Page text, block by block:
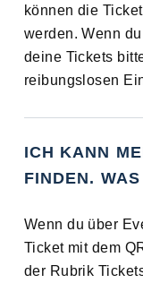
können die
werden. Wenn
deine Tickets
reibungslosen
ICH KANN
FINDEN.
Wenn du über
Ticket mit dem
der Rubrik